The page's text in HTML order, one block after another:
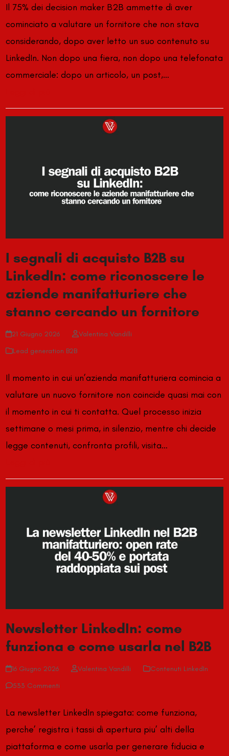
Il 75% dei decision maker B2B ammette di aver
cominciato a valutare un fornitore che non stava
considerando, dopo aver letto un suo contenuto su
LinkedIn. Non dopo una fiera, non dopo una telefonata
commerciale: dopo un articolo, un post,…
I segnali di acquisto B2B su
LinkedIn: come riconoscere le
aziende manifatturiere che
stanno cercando un fornitore
21 Giugno 2026
Valentina Vandilli
Lead generation B2B
Il momento in cui un’azienda manifatturiera comincia a
valutare un nuovo fornitore non coincide quasi mai con
il momento in cui ti contatta. Quel processo inizia
settimane o mesi prima, in silenzio, mentre chi decide
legge contenuti, confronta profili, visita…
Newsletter LinkedIn: come
funziona e come usarla nel B2B
16 Giugno 2026 Valentina Vandilli
Contenuti LinkedIn
533 Commenti
La newsletter LinkedIn spiegata: come funziona,
perche’ registra i tassi di apertura piu’ alti della
piattaforma e come usarla per generare fiducia e